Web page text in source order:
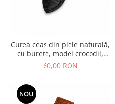
Curea ceas din piele naturală,
cu burete, model crocodil,
cataramă din oțel
60,00 RON
NOU